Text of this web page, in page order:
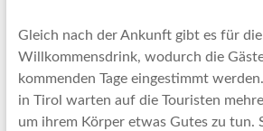
Gleich nach der Ankunft gibt es für
Willkommensdrink, wodurch die
kommenden Tage eingestimmt
in Tirol warten auf die Touristen
um ihrem Körper etwas Gutes zu tun.